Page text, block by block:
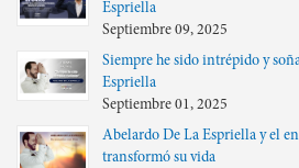
Espriella
Septiembre 09, 2025
Siempre he sido intrépido y
Espriella
Septiembre 01, 2025
Abelardo De La Espriella y el
transformó su vida